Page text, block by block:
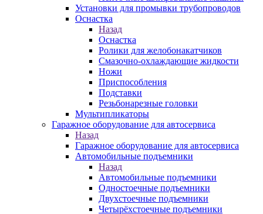
Установки для промывки трубопроводов
Оснастка
Назад
Оснастка
Ролики для желобонакатчиков
Смазочно-охлаждающие жидкости
Ножи
Приспособления
Подставки
Резьбонарезные головки
Мультипликаторы
Гаражное оборудование для автосервиса
Назад
Гаражное оборудование для автосервиса
Автомобильные подъемники
Назад
Автомобильные подъемники
Одностоечные подъемники
Двухстоечные подъемники
Четырёхстоечные подъемники